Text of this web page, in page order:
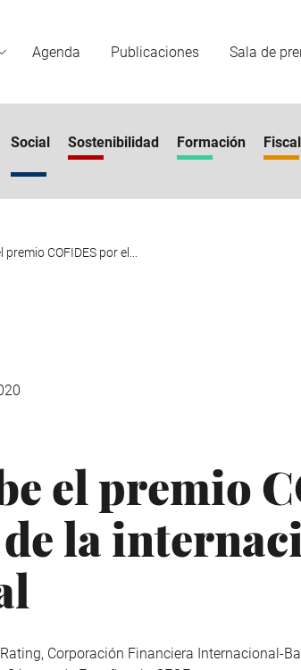
Agenda Publicaciones Sala de
Social Sostenibilidad Formación
premio COFIDES por el...
el premio
la
Corporación Financiera Internacional-